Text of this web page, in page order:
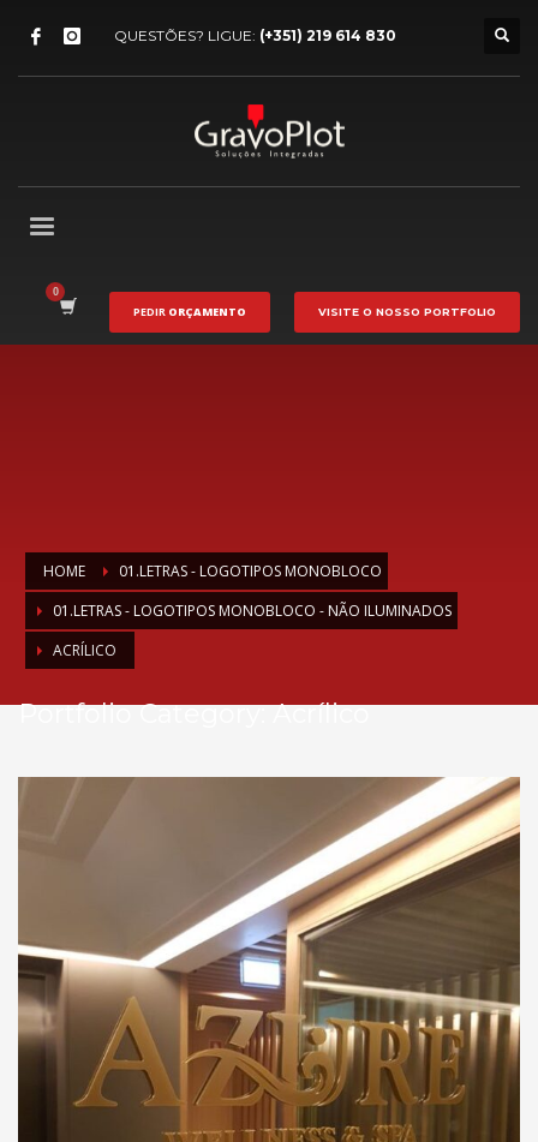
QUESTÕES? LIGUE: (+351) 219 614 830
PEDIR ORÇAMENTO VISITE O NOSSO PORTFOLIO
HOME
01.LETRAS - LOGOTIPOS MONOBLOCO
01.LETRAS - LOGOTIPOS MONOBLOCO - NÃO ILUMINADOS
ACRÍLICO
Portfolio Category:Acrílico